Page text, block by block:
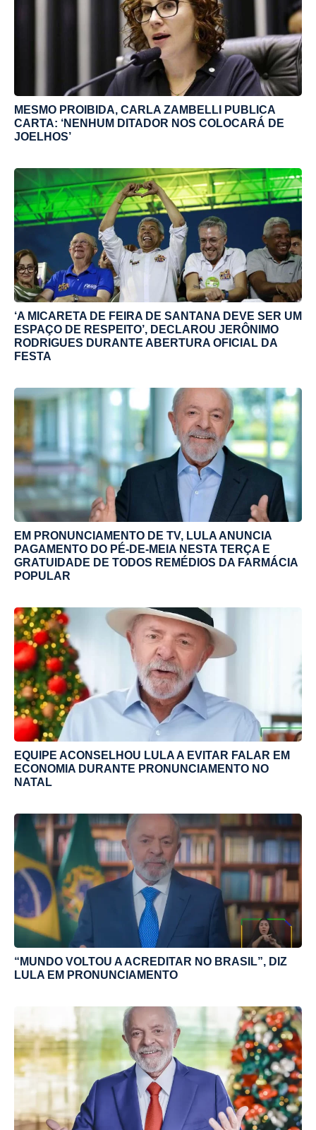
MESMO PROIBIDA, CARLA ZAMBELLI PUBLICA
CARTA: ‘NENHUM DITADOR NOS COLOCARÁ DE
JOELHOS’
‘A MICARETA DE FEIRA DE SANTANA DEVE SER UM
ESPAÇO DE RESPEITO’, DECLAROU JERÔNIMO
RODRIGUES DURANTE ABERTURA OFICIAL DA
FESTA
EM PRONUNCIAMENTO DE TV, LULA ANUNCIA
PAGAMENTO DO PÉ-DE-MEIA NESTA TERÇA E
GRATUIDADE DE TODOS REMÉDIOS DA FARMÁCIA
POPULAR
EQUIPE ACONSELHOU LULA A EVITAR FALAR EM
ECONOMIA DURANTE PRONUNCIAMENTO NO
NATAL
“MUNDO VOLTOU A ACREDITAR NO BRASIL”, DIZ
LULA EM PRONUNCIAMENTO